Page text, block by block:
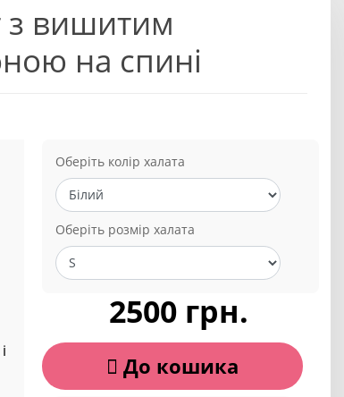
з вишитим
на спині
Оберіть колір халата
Оберіть розмір халата
2500 грн.
До кошика